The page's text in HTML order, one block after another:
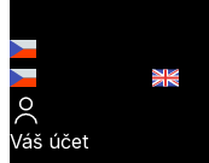
Váš účet